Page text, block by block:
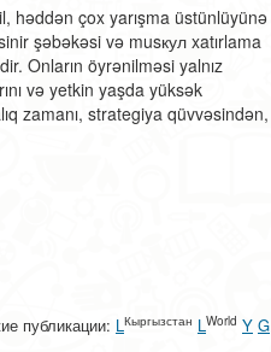
həddən çox yarışma üstünlüyünə
şəbəkəsi və musкул xatırlama
Onların öyrənilməsi yalnız
və yetkin yaşda yüksək
zamanı, strategiya qüvvəsindən,
публикации: LКыргызстан LWorld Y G